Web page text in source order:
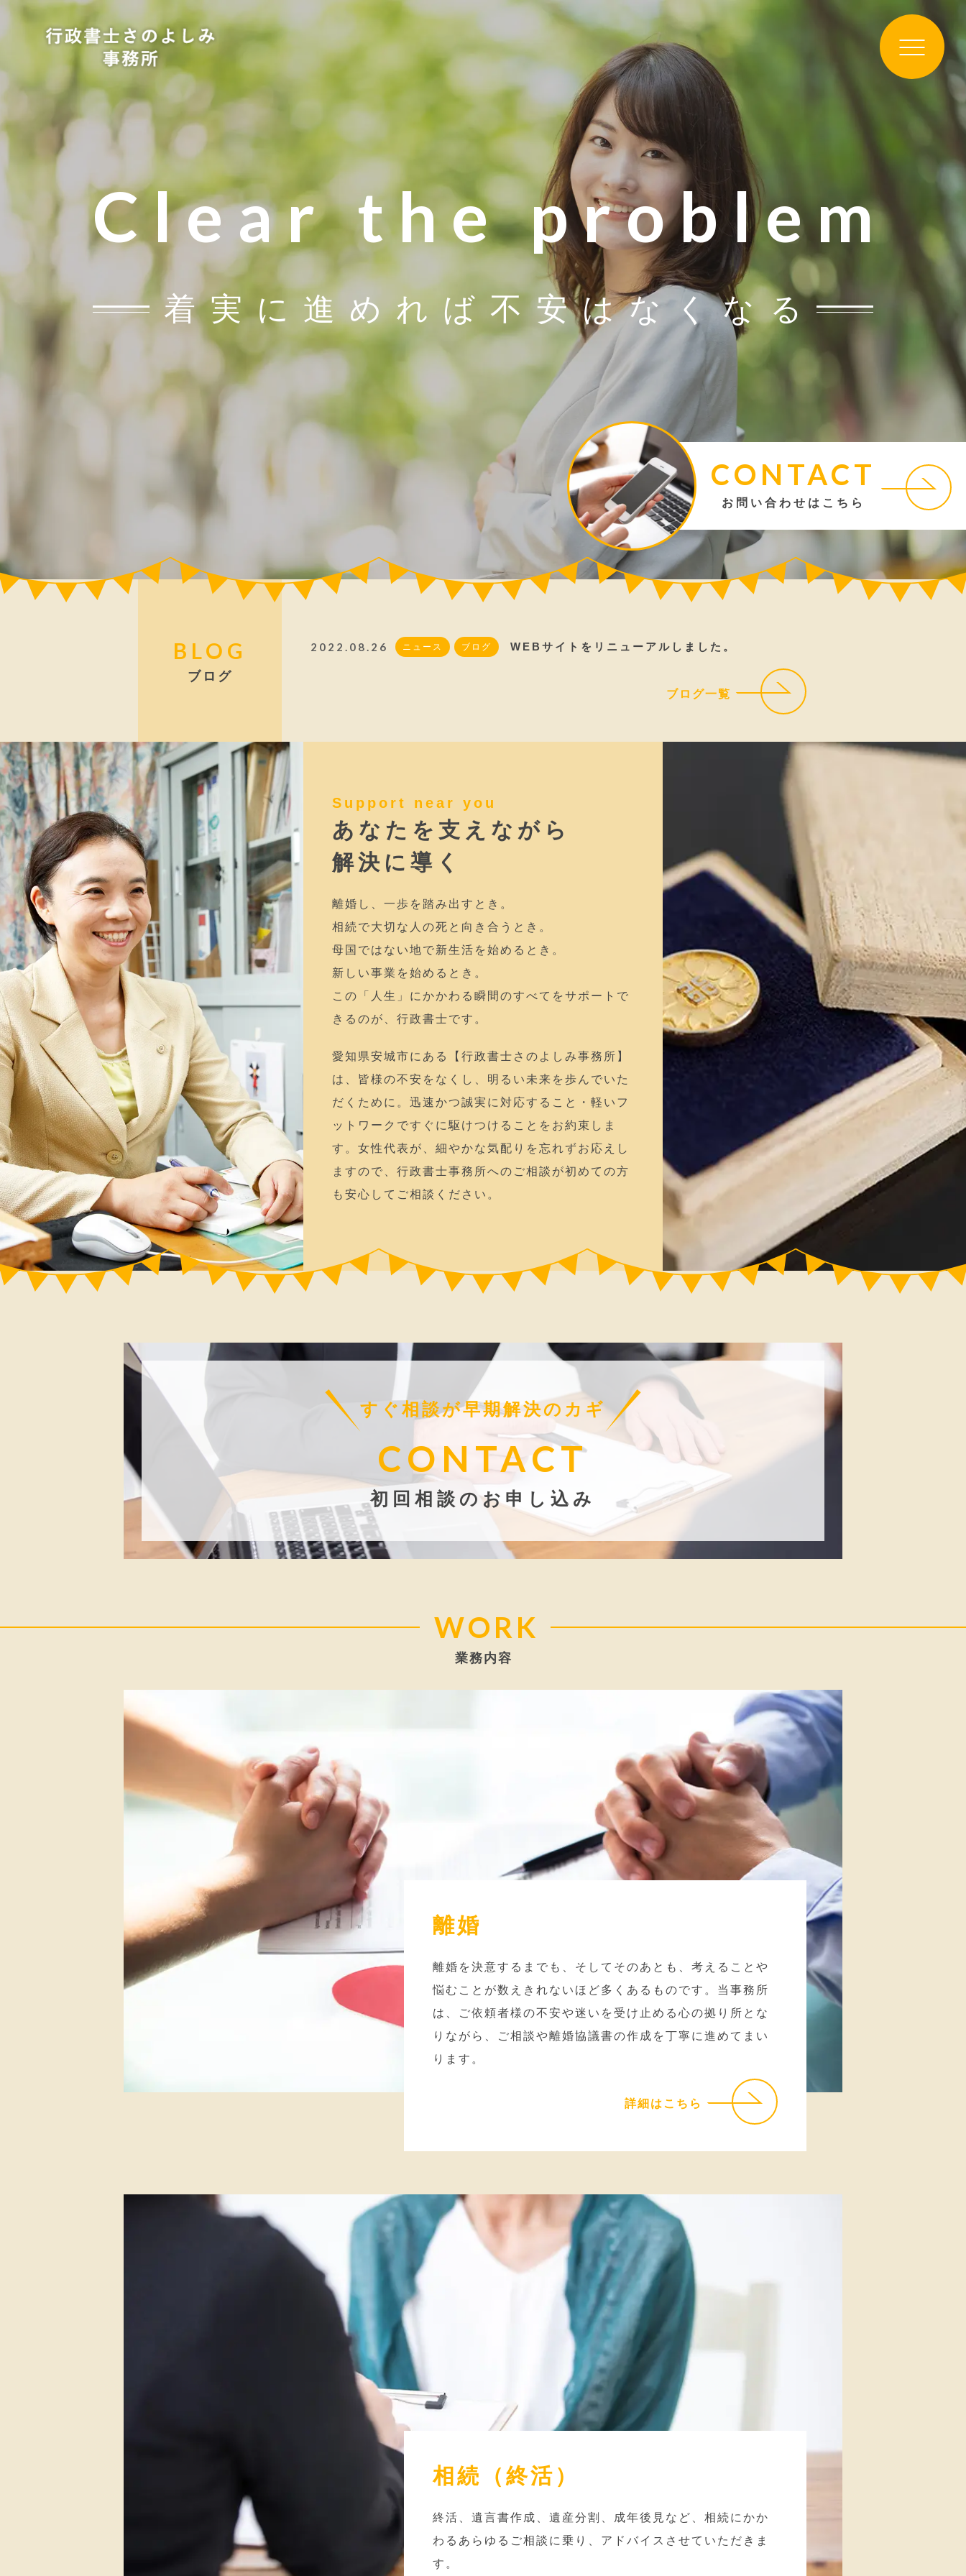
Clear the problem
着実に進めれば 不安はなくなる
CONTACT
お問い合わせはこちら
BLOG
ブログ
2022.08.26 ニュース ブログ WEBサイトをリニューアルしました。
ブログ一覧
Support near you
あなたを支えながら
解決に導く
離婚し、一歩を踏み出すとき。
相続で大切な人の死と向き合うとき。
母国ではない地で新生活を始めるとき。
新しい事業を始めるとき。
この「人生」にかかわる瞬間のすべてをサポートで
きるのが、行政書士です。
愛知県安城市にある【行政書士さのよしみ事務所】
は、皆様の不安をなくし、明るい未来を歩んでいた
だくために。迅速かつ誠実に対応すること・軽いフ
ットワークですぐに駆けつけることをお約束しま
す。女性代表が、細やかな気配りを忘れずお応えし
ますので、行政書士事務所へのご相談が初めての方
も安心してご相談ください。
すぐ相談が早期解決のカギ
CONTACT
初回相談のお申し込み
WORK
業務内容
離婚
離婚を決意するまでも、そしてそのあとも、考えることや
悩むことが数えきれないほど多くあるものです。当事務所
は、ご依頼者様の不安や迷いを受け止める心の拠り所とな
りながら、ご相談や離婚協議書の作成を丁寧に進めてまい
ります。
詳細はこちら
相続（終活）
終活、遺言書作成、遺産分割、成年後見など、相続にかか
わるあらゆるご相談に乗り、アドバイスさせていただきま
す。